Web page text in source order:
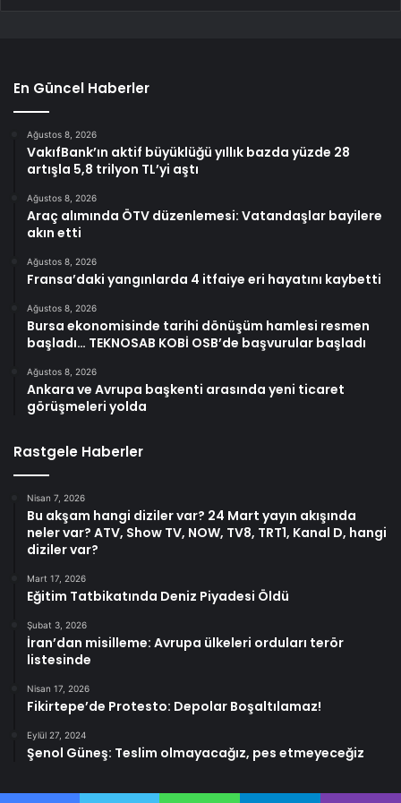
En Güncel Haberler
Ağustos 8, 2026
VakıfBank’ın aktif büyüklüğü yıllık bazda yüzde 28
artışla 5,8 trilyon TL’yi aştı
Ağustos 8, 2026
Araç alımında ÖTV düzenlemesi: Vatandaşlar bayilere
akın etti
Ağustos 8, 2026
Fransa’daki yangınlarda 4 itfaiye eri hayatını kaybetti
Ağustos 8, 2026
Bursa ekonomisinde tarihi dönüşüm hamlesi resmen
başladı… TEKNOSAB KOBİ OSB’de başvurular başladı
Ağustos 8, 2026
Ankara ve Avrupa başkenti arasında yeni ticaret
görüşmeleri yolda
Rastgele Haberler
Nisan 7, 2026
Bu akşam hangi diziler var? 24 Mart yayın akışında
neler var? ATV, Show TV, NOW, TV8, TRT1, Kanal D, hangi
diziler var?
Mart 17, 2026
Eğitim Tatbikatında Deniz Piyadesi Öldü
Şubat 3, 2026
İran’dan misilleme: Avrupa ülkeleri orduları terör
listesinde
Nisan 17, 2026
Fikirtepe’de Protesto: Depolar Boşaltılamaz!
Eylül 27, 2024
Şenol Güneş: Teslim olmayacağız, pes etmeyeceğiz